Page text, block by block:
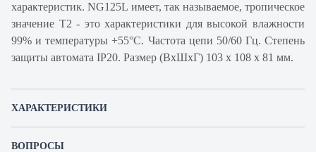
характеристик. NG125L имеет, так называемое, тропическое
значение Т2 - это характеристики для высокой влажности
99% и температуры +55°С. Частота цепи 50/60 Гц. Степень
защиты автомата IP20. Размер (ВхШхГ) 103 х 108 х 81 мм.
ХАРАКТЕРИСТИКИ
ВОПРОСЫ